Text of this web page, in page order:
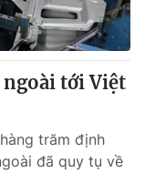
số 483/GP-BTTTT
Quốc Thắng,
932
ngoài tới Việt
trăm định
đã quy tụ về